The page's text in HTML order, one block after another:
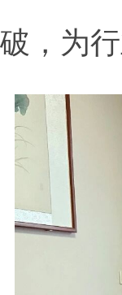
破，为